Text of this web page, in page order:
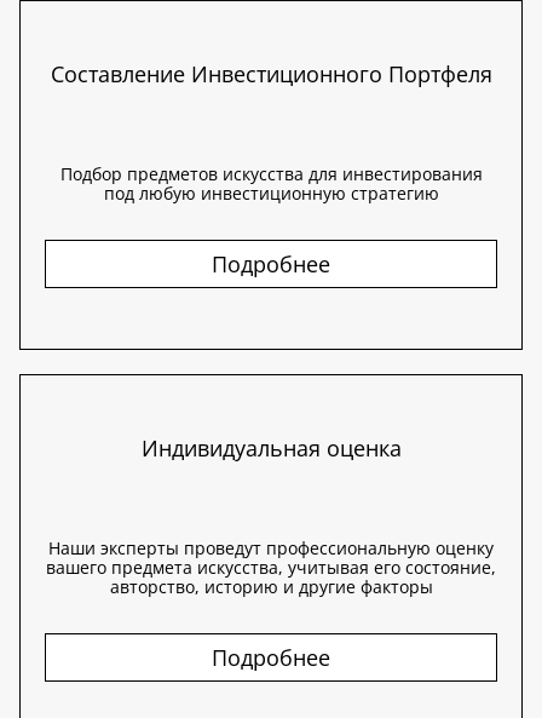
Составление Инвестиционного Портфеля
Подбор предметов искусства для инвестирования
под любую инвестиционную стратегию
Подробнее
Индивидуальная оценка
Наши эксперты проведут профессиональную оценку
вашего предмета искусства, учитывая его состояние,
авторство, историю и другие факторы
Подробнее